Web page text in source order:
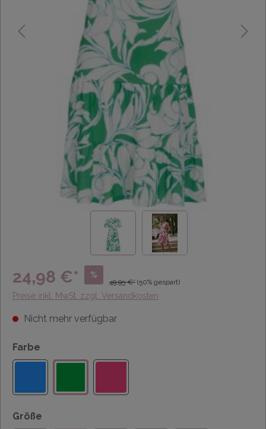
24,98 €* %
49,95 €* (50% gespart)
Preise inkl. MwSt. zzgl. Versandkosten
Nicht mehr verfügbar
Farbe
Größe